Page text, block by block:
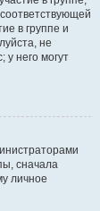
в группе и
не
у него могут
сначала
личное